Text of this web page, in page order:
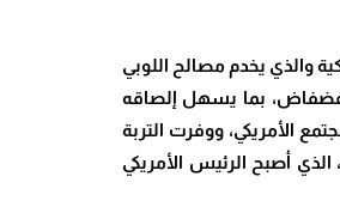
والذي يخدم مصالح اللوبي
فضفاض، بما يسهل إلصاقه
لكن الأدهى من ذلك كون الهزات الارتدادية لزلزال 11 سبتمبر شملت المجتمع الأمريكي، ووفرت التربة
أصبح الرئيس الأمريكي